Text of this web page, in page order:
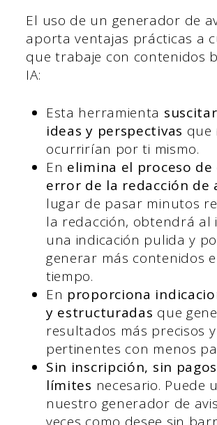
El uso de un generador de
aporta ventajas prácticas a
que trabaje con contenidos
IA:
Esta herramienta
ideas y perspectivas que
ocurrirían por ti mismo.
En elimina el proceso de
error de la redacción de
lugar de pasar minutos
la redacción, obtendrá al
una indicación pulida y
generar más contenidos
tiempo.
En proporciona
y estructuradas que
resultados más precisos y
pertinentes con menos
Sin inscripción, sin
límites necesario. Puede
nuestro generador de